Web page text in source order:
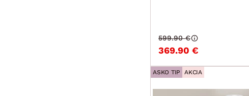
369.90 €
599.90 €
ASKO TIP AKCIA